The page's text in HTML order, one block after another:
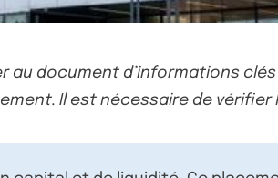
au document d’informations
Il est nécessaire de